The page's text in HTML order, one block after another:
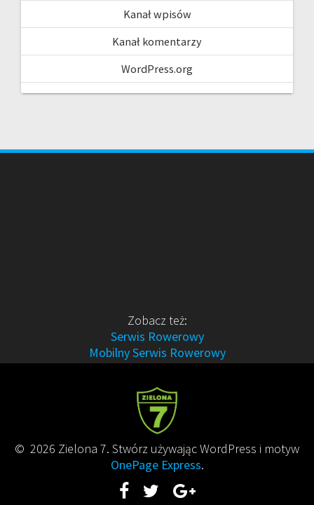
Kanał wpisów
Kanał komentarzy
WordPress.org
Zobacz też:
Serwis Rowerowy
Mobilny Serwis Rowerowy
© 2026 Zielona 7. Stwórz używając WordPress i motyw
OnePage Express.